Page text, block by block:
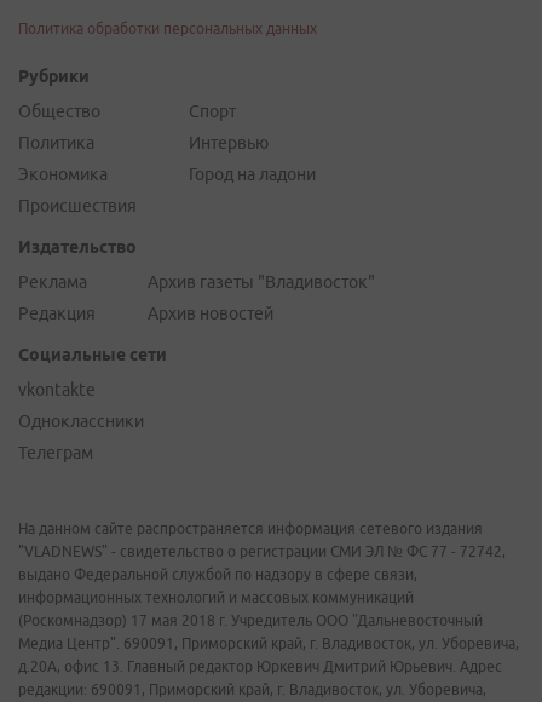
Политика обработки персональных данных
Рубрики
Общество
Политика
Экономика
Происшествия
Спорт
Интервью
Город на ладони
Издательство
Реклама
Редакция
Архив газеты "Владивосток"
Архив новостей
Социальные сети
vkontakte
Одноклассники
Телеграм
На данном сайте распространяется информация сетевого издания
"VLADNEWS" - свидетельство о регистрации СМИ ЭЛ № ФС 77 - 72742,
выдано Федеральной службой по надзору в сфере связи,
информационных технологий и массовых коммуникаций
(Роскомнадзор) 17 мая 2018 г. Учредитель ООО "Дальневосточный
Медиа Центр". 690091, Приморский край, г. Владивосток, ул. Уборевича,
д.20А, офис 13. Главный редактор Юркевич Дмитрий Юрьевич. Адрес
редакции: 690091, Приморский край, г. Владивосток, ул. Уборевича,